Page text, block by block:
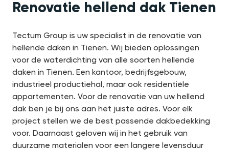
Renovatie hellend dak Tienen
Tectum Group is uw specialist in de renovatie van
hellende daken in Tienen. Wij bieden oplossingen
voor de waterdichting van alle soorten hellende
daken in Tienen. Een kantoor, bedrijfsgebouw,
industrieel productiehal, maar ook residentiële
appartementen. Voor de renovatie van uw hellend
dak ben je bij ons aan het juiste adres. Voor elk
project stellen we de best passende dakbedekking
voor. Daarnaast geloven wij in het gebruik van
duurzame materialen voor een langere levensduur